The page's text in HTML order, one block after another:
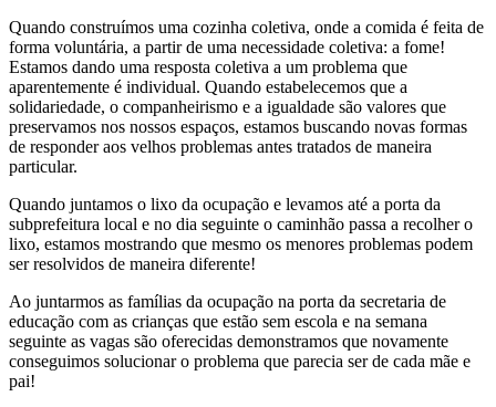
Quando construímos uma cozinha coletiva, onde a comida é feita de
forma voluntária, a partir de uma necessidade coletiva: a fome!
Estamos dando uma resposta coletiva a um problema que
aparentemente é individual. Quando estabelecemos que a
solidariedade, o companheirismo e a igualdade são valores que
preservamos nos nossos espaços, estamos buscando novas formas
de responder aos velhos problemas antes tratados de maneira
particular.
Quando juntamos o lixo da ocupação e levamos até a porta da
subprefeitura local e no dia seguinte o caminhão passa a recolher o
lixo, estamos mostrando que mesmo os menores problemas podem
ser resolvidos de maneira diferente!
Ao juntarmos as famílias da ocupação na porta da secretaria de
educação com as crianças que estão sem escola e na semana
seguinte as vagas são oferecidas demonstramos que novamente
conseguimos solucionar o problema que parecia ser de cada mãe e
pai!